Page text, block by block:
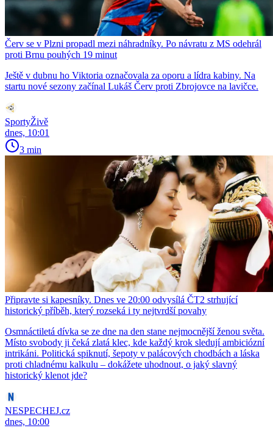
Červ se v Plzni propadl mezi náhradníky. Po návratu z MS odehrál
proti Brnu pouhých 19 minut
Ještě v dubnu ho Viktoria označovala za oporu a lídra kabiny. Na
startu nové sezony začínal Lukáš Červ proti Zbrojovce na lavičce.
SportyŽivě
dnes, 10:01
3 min
Připravte si kapesníky. Dnes ve 20:00 odvysílá ČT2 strhující
historický příběh, který rozseká i ty nejtvrdší povahy
Osmnáctiletá dívka se ze dne na den stane nejmocnější ženou světa.
Místo svobody ji čeká zlatá klec, kde každý krok sledují ambiciózní
intrikáni. Politická spiknutí, šepoty v palácových chodbách a láska
proti chladnému kalkulu – dokážete uhodnout, o jaký slavný
historický klenot jde?
NESPECHEJ.cz
dnes, 10:00